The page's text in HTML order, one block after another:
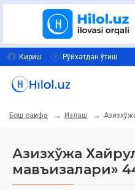
Кириш Рўйхатдан ўтиш
Бош саҳифа Излаш
Азизхўжа
мавъизалари»